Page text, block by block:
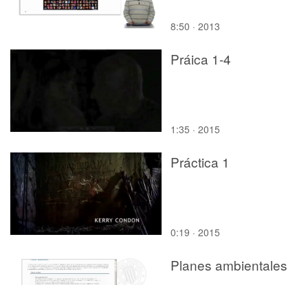
8:50 · 2013
Práica 1-4
1:35 · 2015
Práctica 1
0:19 · 2015
Planes ambientales